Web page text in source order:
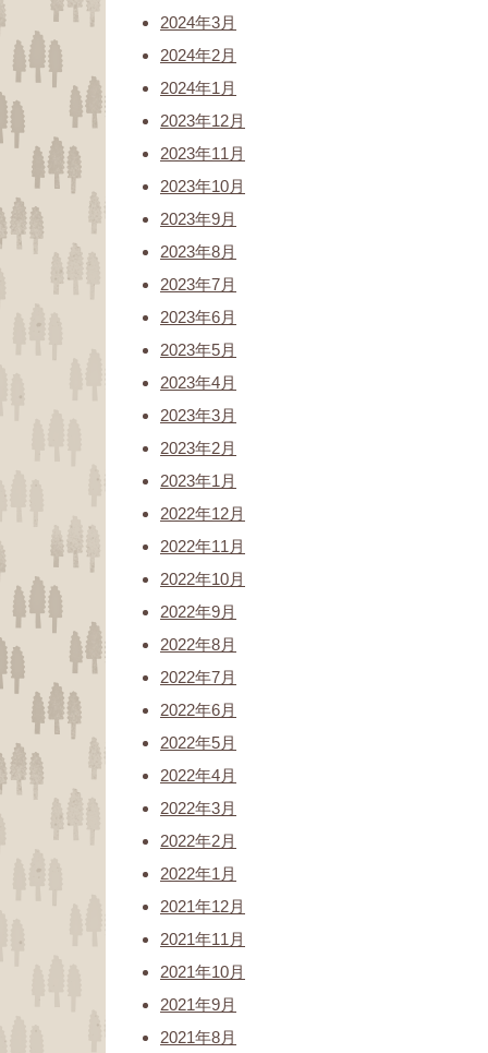
2024年3月
2024年2月
2024年1月
2023年12月
2023年11月
2023年10月
2023年9月
2023年8月
2023年7月
2023年6月
2023年5月
2023年4月
2023年3月
2023年2月
2023年1月
2022年12月
2022年11月
2022年10月
2022年9月
2022年8月
2022年7月
2022年6月
2022年5月
2022年4月
2022年3月
2022年2月
2022年1月
2021年12月
2021年11月
2021年10月
2021年9月
2021年8月